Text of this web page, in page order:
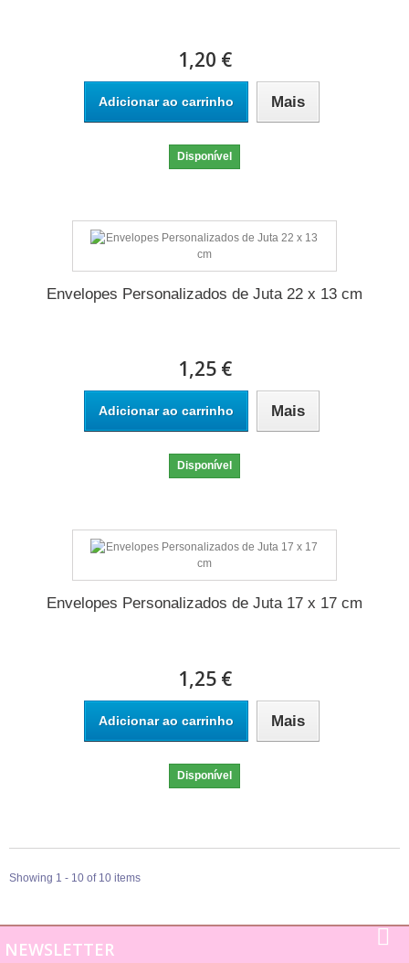
1,20 €
Adicionar ao carrinho Mais
Disponível
Envelopes Personalizados de Juta 22 x 13 cm
1,25 €
Adicionar ao carrinho Mais
Disponível
Envelopes Personalizados de Juta 17 x 17 cm
1,25 €
Adicionar ao carrinho Mais
Disponível
Showing 1 - 10 of 10 items
NEWSLETTER